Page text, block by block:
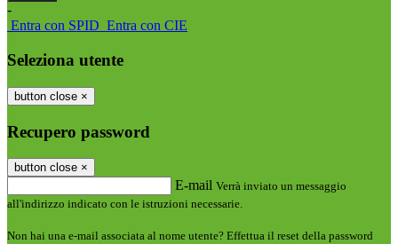
-
Entra con SPID Entra con CIE
Seleziona utente
button close ×
Recupero password
button close ×
E-mail Verrà inviato un messaggio
all'indirizzo indicato con le istruzioni necessarie.
Non hai una e-mail associata al nome utente? Effettua il reset della password